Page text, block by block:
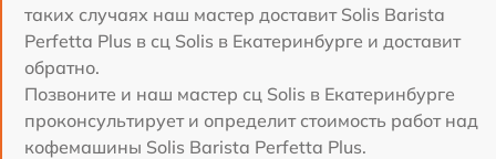
таких случаях наш мастер доставит Solis Barista
Perfetta Plus в сц Solis в Екатеринбурге и доставит
обратно.
Позвоните и наш мастер сц Solis в Екатеринбурге
проконсультирует и определит стоимость работ над
кофемашины Solis Barista Perfetta Plus.